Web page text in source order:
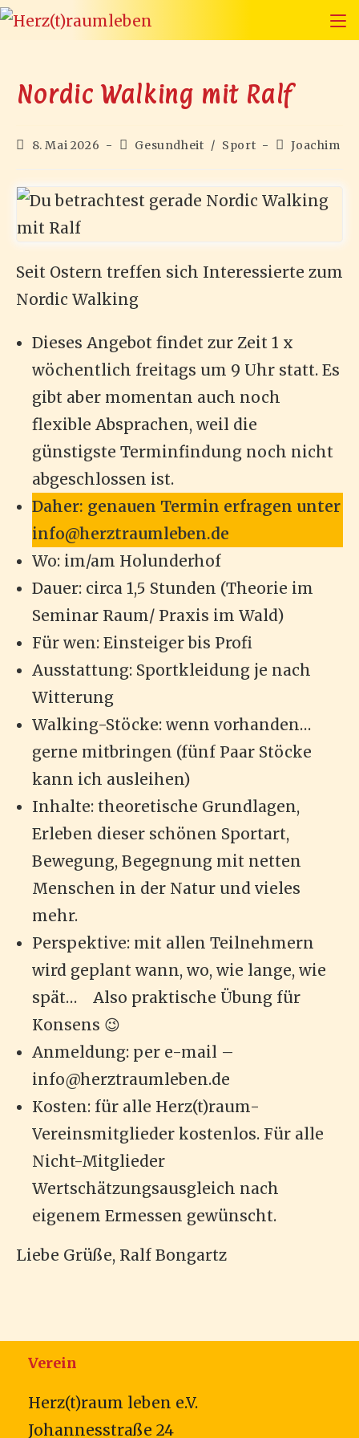
Zum
Inhalt
Nordic Walking mit Ralf
Beitrag
8. Mai 2026
Beitrags-
Gesundheit / Sport
Beitrags-
Joachim
Seit Ostern treffen sich Interessierte zum
Nordic Walking
Dieses Angebot findet zur Zeit 1 x
wöchentlich freitags um 9 Uhr statt. Es
gibt aber momentan auch noch
flexible Absprachen, weil die
günstigste Terminfindung noch nicht
abgeschlossen ist.
Daher: genauen Termin erfragen unter
info@herztraumleben.de
Wo: im/am Holunderhof
Dauer: circa 1,5 Stunden (Theorie im
Seminar Raum/ Praxis im Wald)
Für wen: Einsteiger bis Profi
Ausstattung: Sportkleidung je nach
Witterung
Walking-Stöcke: wenn vorhanden…
gerne mitbringen (fünf Paar Stöcke
kann ich ausleihen)
Inhalte: theoretische Grundlagen,
Erleben dieser schönen Sportart,
Bewegung, Begegnung mit netten
Menschen in der Natur und vieles
mehr.
Perspektive: mit allen Teilnehmern
wird geplant wann, wo, wie lange, wie
spät… Also praktische Übung für
Konsens 😉
Anmeldung: per e-mail –
info@herztraumleben.de
Kosten: für alle Herz(t)raum-
Vereinsmitglieder kostenlos. Für alle
Nicht-Mitglieder
Wertschätzungsausgleich nach
eigenem Ermessen gewünscht.
Liebe Grüße, Ralf Bongartz
Verein
Herz(t)raum leben e.V.
Johannesstraße 24